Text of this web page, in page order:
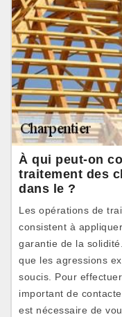
À qui peut-on
traitement des
dans le ?
Les opérations de
consistent à
garantie de la
que les agressions
soucis. Pour
important de
est nécessaire de